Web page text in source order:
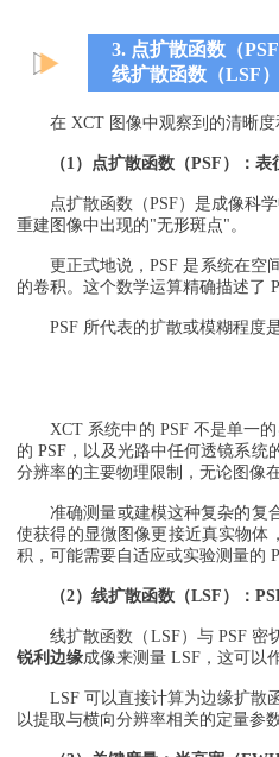
3. 点扩散函数（
线扩散函数（LSF）
在 XCT 图像中观察到的清晰
（1）点扩散函数（PSF）：
点扩散函数（PSF）是成像科
重建图像中出现的"无形斑点"。
更正式地说，PSF 是系统在
的卷积。这个数学运算精确描述了
PSF 所代表的扩散或模糊程度
XCT 系统中的 PSF 不是单一
的 PSF，以及光路中任何透镜系
分辨率的主要物理限制，无论图像
准确测量或建模这种复杂的复
使获得的显微图像更接近真实物体
积，可能需要自适应或实验测量的
（2）线扩散函数（LSF）：
线扩散函数（LSF）与 PSF 密
锐利边缘成像来测量 LSF，这可以
LSF 可以直接计算为边缘扩散
以提取与横向分辨率相关的定量参